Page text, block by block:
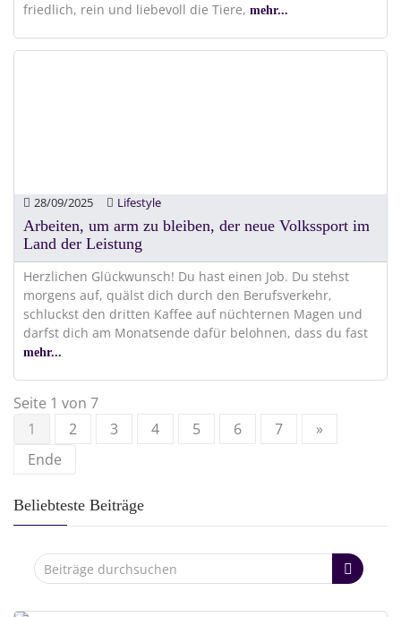
friedlich, rein und liebevoll die Tiere, mehr...
28/09/2025 Lifestyle
Arbeiten, um arm zu bleiben, der neue Volkssport im
Land der Leistung
Herzlichen Glückwunsch! Du hast einen Job. Du stehst
morgens auf, quälst dich durch den Berufsverkehr,
schluckst den dritten Kaffee auf nüchternen Magen und
darfst dich am Monatsende dafür belohnen, dass du fast
mehr...
Seite 1 von 7
1
2 3 4 5 6 7
»
Ende
Beliebteste Beiträge